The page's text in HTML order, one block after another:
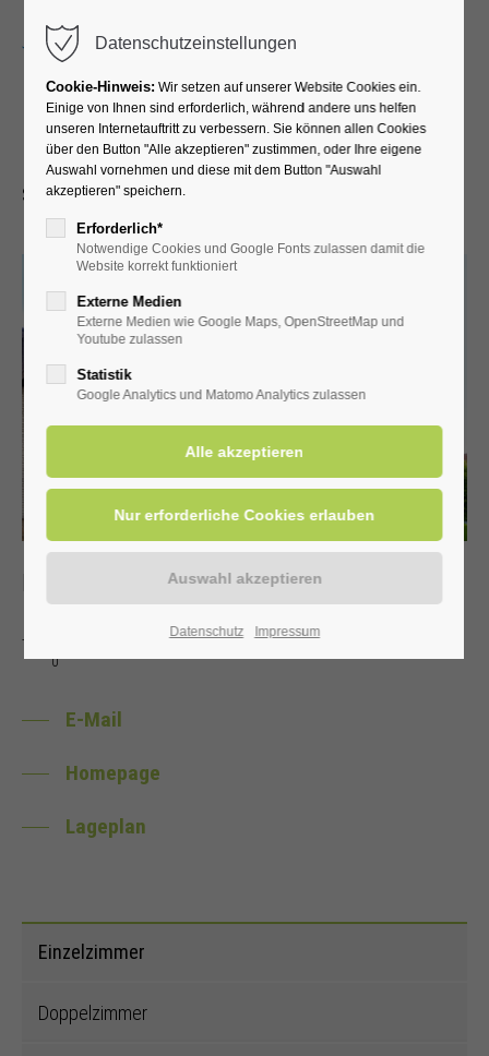
Privatpension Haus Stillecke
Stadtgasse 5 • 59597 Bad Westernkotten
Tel:
0
E-Mail
Homepage
Lageplan
Einzelzimmer
Doppelzimmer
Datenschutzeinstellungen
Cookie-Hinweis: Wir setzen auf unserer Website Cookies ein.
Einige von Ihnen sind erforderlich, während andere uns helfen
unseren Internetauftritt zu verbessern. Sie können allen Cookies
über den Button "Alle akzeptieren" zustimmen, oder Ihre eigene
Auswahl vornehmen und diese mit dem Button "Auswahl
akzeptieren" speichern.
Erforderlich*
Notwendige Cookies und Google Fonts zulassen damit die
Website korrekt funktioniert
Externe Medien
Externe Medien wie Google Maps, OpenStreetMap und
Youtube zulassen
Statistik
Google Analytics und Matomo Analytics zulassen
Datenschutz Impressum